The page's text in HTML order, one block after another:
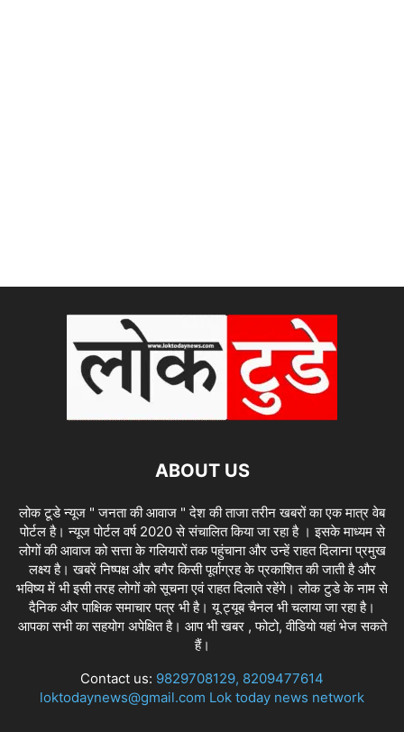
ABOUT US
लोक टूडे न्यूज " जनता की आवाज " देश की ताजा तरीन खबरों का एक मात्र वेब
पोर्टल है। न्यूज पोर्टल वर्ष 2020 से संचालित किया जा रहा है । इसके माध्यम से
लोगों की आवाज को सत्ता के गलियारों तक पहुंचाना और उन्हें राहत दिलाना प्रमुख
लक्ष्य है। खबरें निष्पक्ष और बगैर किसी पूर्वाग्रह के प्रकाशित की जाती है और
भविष्य में भी इसी तरह लोगों को सूचना एवं राहत दिलाते रहेंगे। लोक टुडे के नाम से
दैनिक और पाक्षिक समाचार पत्र भी है। यू ट्यूब चैनल भी चलाया जा रहा है।
आपका सभी का सहयोग अपेक्षित है। आप भी खबर , फोटो, वीडियो यहां भेज सकते
हैं।
Contact us: 9829708129, 8209477614
loktodaynews@gmail.com Lok today news network